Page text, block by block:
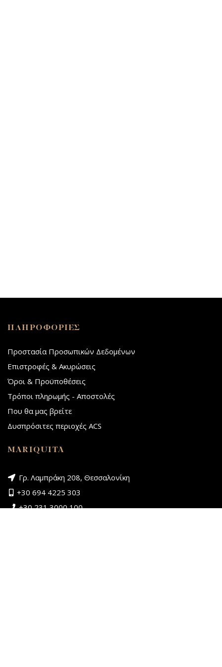
ΠΛΗΡΟΦΟΡΙΕΣ
Προστασία Προσωπικών Δεδομένων
Επιστροφές & Ακυρώσεις
Όροι & Προϋποθέσεις
Τρόποι πληρωμής - Αποστολές
Που θα μας βρείτε
Δυσπρόσιτες περιοχές ACS
MARIQUITA
Γρ. Λαμπράκη 208, Θεσσαλονίκη
+30 694 4225 303
+30 231 3000 100